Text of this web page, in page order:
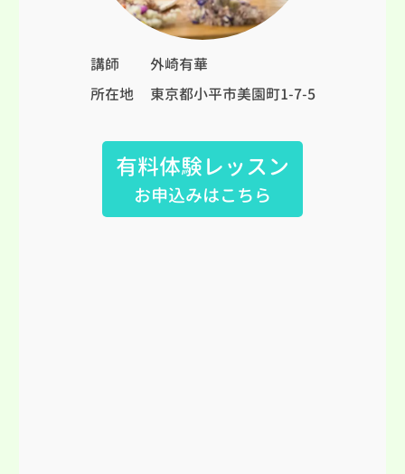
講師
外崎有華
所在地
東京都小平市美園町1-7-5
有料体験レッスン
お申込みはこちら